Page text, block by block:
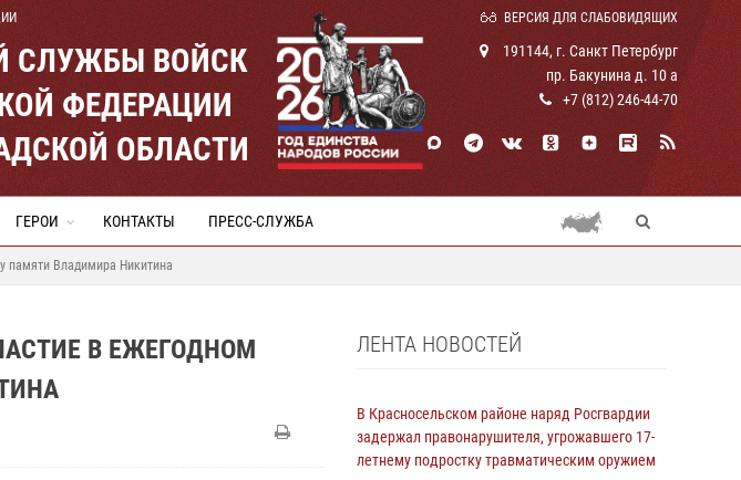
ВЕРСИЯ ДЛЯ СЛАБОВИДЯЩИХ
СЛУЖБЫ ВОЙСК
ФЕДЕРАЦИИ
ОБЛАСТИ
191144, г. Санкт Петербург
пр. Бакунина д. 10 а
+7 (812) 246-44-70
ГЕРОИ КОНТАКТЫ ПРЕСС-СЛУЖБА
памяти Владимира Никитина
В ЕЖЕГОДНОМ
ЛЕНТА НОВОСТЕЙ
В Красносельском районе наряд Росгвардии
задержал правонарушителя, угрожавшего 17-
летнему подростку травматическим оружием